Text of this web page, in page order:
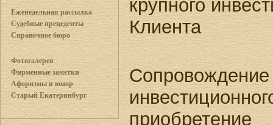
Еженедельная рассылка
Судебные прецеденты
Справочное бюро
Фотогалерея
Фирменные заметки
Афоризмы и юмор
Старый Екатеринбург
крупного
Клиента